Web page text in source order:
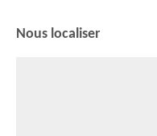
Nous localiser